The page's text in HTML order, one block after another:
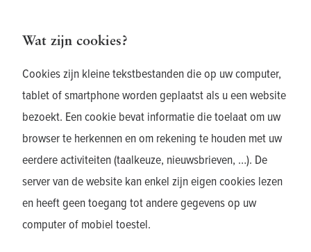
Wat zijn cookies?
Cookies zijn kleine tekstbestanden die op uw computer,
tablet of smartphone worden geplaatst als u een website
bezoekt. Een cookie bevat informatie die toelaat om uw
browser te herkennen en om rekening te houden met uw
eerdere activiteiten (taalkeuze, nieuwsbrieven, …). De
server van de website kan enkel zijn eigen cookies lezen
en heeft geen toegang tot andere gegevens op uw
computer of mobiel toestel.